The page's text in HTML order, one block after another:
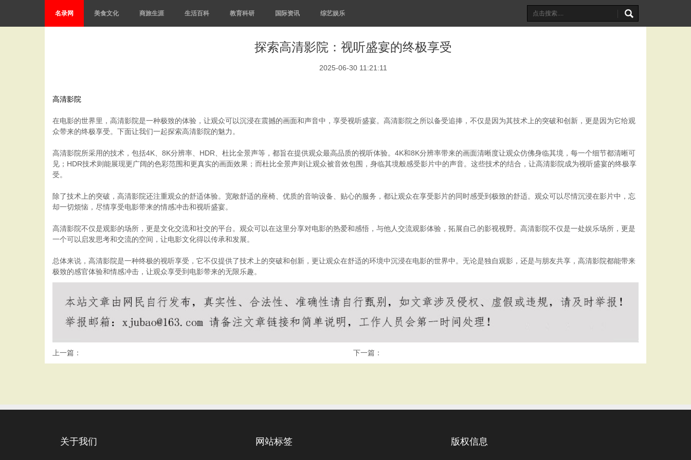
名录网 美食文化 商旅生涯 生活百科 教育科研 国际资讯 综艺娱乐
探索高清影院：视听盛宴的终极享受
2025-06-30 11:21:11
高清影院
在电影的世界里，高清影院是一种极致的体验，让观众可以沉浸在震撼的画面和声音中，享受视听盛宴。高清影院之所以备受追捧，不仅是因为其技术上的突破和创新，更是因为它给观
众带来的终极享受。下面让我们一起探索高清影院的魅力。
高清影院所采用的技术，包括4K、8K分辨率、HDR、杜比全景声等，都旨在提供观众最高品质的视听体验。4K和8K分辨率带来的画面清晰度让观众仿佛身临其境，每一个细节都清晰可
见；HDR技术则能展现更广阔的色彩范围和更真实的画面效果；而杜比全景声则让观众被音效包围，身临其境般感受影片中的声音。这些技术的结合，让高清影院成为视听盛宴的终极享
受。
除了技术上的突破，高清影院还注重观众的舒适体验。宽敞舒适的座椅、优质的音响设备、贴心的服务，都让观众在享受影片的同时感受到极致的舒适。观众可以尽情沉浸在影片中，忘
却一切烦恼，尽情享受电影带来的情感冲击和视听盛宴。
高清影院不仅是观影的场所，更是文化交流和社交的平台。观众可以在这里分享对电影的热爱和感悟，与他人交流观影体验，拓展自己的影视视野。高清影院不仅是一处娱乐场所，更是
一个可以启发思考和交流的空间，让电影文化得以传承和发展。
总体来说，高清影院是一种终极的视听享受，它不仅提供了技术上的突破和创新，更让观众在舒适的环境中沉浸在电影的世界中。无论是独自观影，还是与朋友共享，高清影院都能带来
极致的感官体验和情感冲击，让观众享受到电影带来的无限乐趣。
上一篇： 下一篇：
关于我们 网站标签 版权信息